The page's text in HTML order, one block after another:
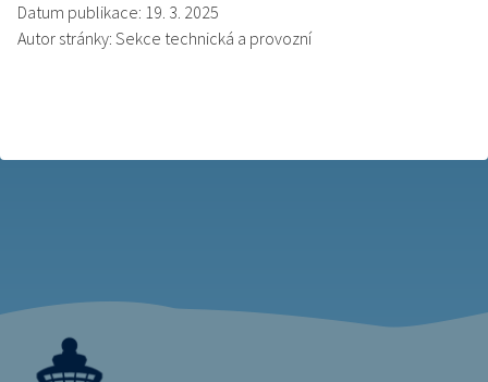
Datum publikace: 19. 3. 2025
Autor stránky: Sekce technická a provozní